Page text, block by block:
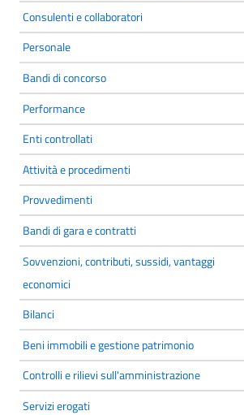
Consulenti e collaboratori
Personale
Bandi di concorso
Performance
Enti controllati
Attività e procedimenti
Provvedimenti
Bandi di gara e contratti
Sovvenzioni, contributi, sussidi, vantaggi
economici
Bilanci
Beni immobili e gestione patrimonio
Controlli e rilievi sull'amministrazione
Servizi erogati